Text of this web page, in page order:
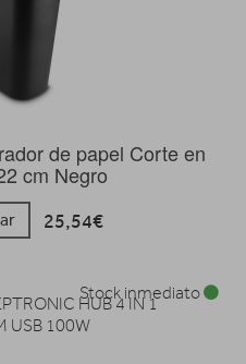
de papel Corte en
cm Negro
25,54€
Stock inmediato